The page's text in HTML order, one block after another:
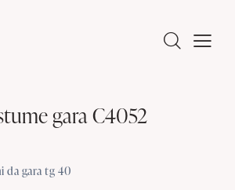
gara C4052
da gara tg 40